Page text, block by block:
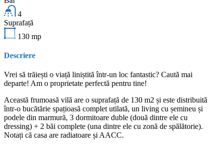
4
Suprafață
130 mp
Descriere
Vrei să trăiești o viață liniștită într-un loc fantastic? Caută mai
departe! Am o proprietate perfectă pentru tine!
Această frumoasă vilă are o suprafață de 130 m2 și este distribuită
într-o bucătărie spațioasă complet utilată, un living cu șemineu și
podele din marmură, 3 dormitoare duble (două dintre ele cu
dressing) + 2 băi complete (una dintre ele cu zonă de spălătorie).
Notați că casa are radiatoare și AACC.